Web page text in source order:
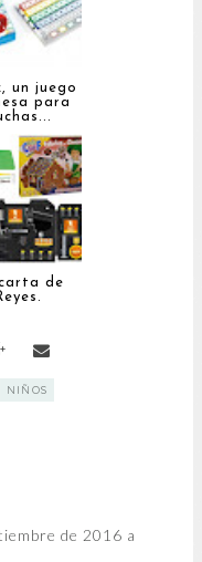
un juego
para
de
NIÑOS
de 2016 a